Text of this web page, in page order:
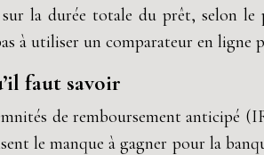
la durée totale du prêt, selon
à utiliser un comparateur en ligne
faut savoir
de remboursement anticipé
le manque à gagner pour la